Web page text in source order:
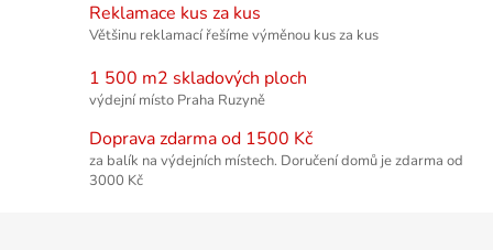
Reklamace kus za kus
Většinu reklamací řešíme výměnou kus za kus
1 500 m2 skladových ploch
výdejní místo Praha Ruzyně
Doprava zdarma od 1500 Kč
za balík na výdejních místech. Doručení domů je zdarma od
3000 Kč